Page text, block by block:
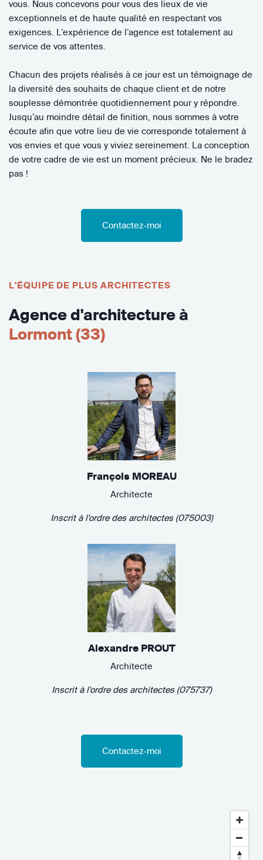
vous. Nous concevons pour vous des lieux de vie
exceptionnels et de haute qualité en respectant vos
exigences. L’expérience de l’agence est totalement au
service de vos attentes.
Chacun des projets réalisés à ce jour est un témoignage de
la diversité des souhaits de chaque client et de notre
souplesse démontrée quotidiennement pour y répondre.
Jusqu’au moindre détail de finition, nous sommes à votre
écoute afin que votre lieu de vie corresponde totalement à
vos envies et que vous y viviez sereinement. La conception
de votre cadre de vie est un moment précieux. Ne le bradez
pas !
Contactez-moi
L'ÉQUIPE DE PLUS ARCHITECTES
Agence d'architecture à
Lormont (33)
François MOREAU
Architecte
Inscrit à l'ordre des architectes (075003)
Alexandre PROUT
Architecte
Inscrit à l'ordre des architectes (075737)
Contactez-moi